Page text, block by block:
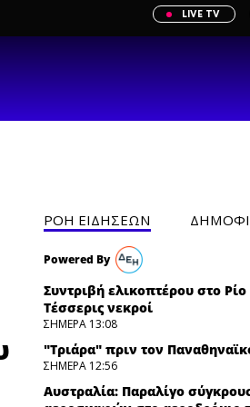
LIVE TV
ΡΟΗ ΕΙΔΗΣΕΩΝ
Συντριβή ελικοπτέρου στο Ρίο
Tέσσερις νεκροί
ΣΗΜΕΡΑ 13:08
"Τριάρα" πριν τον
ΣΗΜΕΡΑ 12:56
Αυστραλία: Παραλίγο